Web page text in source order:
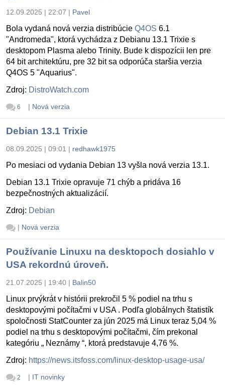
12.09.2025 | 22:07 | Pavel
Bola vydaná nová verzia distribúcie Q4OS 6.1
"Andromeda", ktorá vychádza z Debianu 13.1 Trixie s
desktopom Plasma alebo Trinity. Bude k dispozícii len pre
64 bit architektúru, pre 32 bit sa odporúča staršia verzia
Q4OS 5 "Aquarius".
Zdroj: DistroWatch.com
6 | Nová verzia
Debian 13.1 Trixie
08.09.2025 | 09:01 | redhawk1975
Po mesiaci od vydania Debian 13 vyšla nová verzia 13.1.
Debian 13.1 Trixie opravuje 71 chýb a pridáva 16
bezpečnostných aktualizácií.
Zdroj: Debian
| Nová verzia
Používanie Linuxu na desktopoch dosiahlo v
USA rekordnú úroveň.
21.07.2025 | 19:40 | Balin50
Linux prvýkrát v histórii prekročil 5 % podiel na trhu s
desktopovými počítačmi v USA . Podľa globálnych štatistík
spoločnosti StatCounter za jún 2025 má Linux teraz 5,04 %
podiel na trhu s desktopovými počítačmi, čím prekonal
kategóriu „ Neznámy “, ktorá predstavuje 4,76 %.
Zdroj: https://news.itsfoss.com/linux-desktop-usage-usa/
2 | IT novinky